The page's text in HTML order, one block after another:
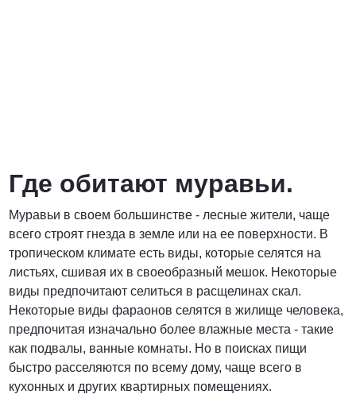
Где обитают муравьи.
Муравьи в своем большинстве - лесные жители, чаще
всего строят гнезда в земле или на ее поверхности. В
тропическом климате есть виды, которые селятся на
листьях, сшивая их в своеобразный мешок. Некоторые
виды предпочитают селиться в расщелинах скал.
Некоторые виды фараонов селятся в жилище человека,
предпочитая изначально более влажные места - такие
как подвалы, ванные комнаты. Но в поисках пищи
быстро расселяются по всему дому, чаще всего в
кухонных и других квартирных помещениях.